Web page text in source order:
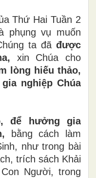
Thứ Hai Tuần 2
phụng vụ muốn
ta đã được
xin Chúa cho
lòng hiếu thảo,
gia nghiệp Chúa
để hưởng gia
bằng cách
làm
như trong bài
trích sách Khải
Người, trong